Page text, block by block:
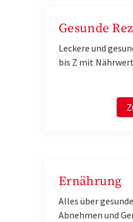
Gesunde
Leckere und
bis Z mit
Ernährung
Alles über
Abnehmen und